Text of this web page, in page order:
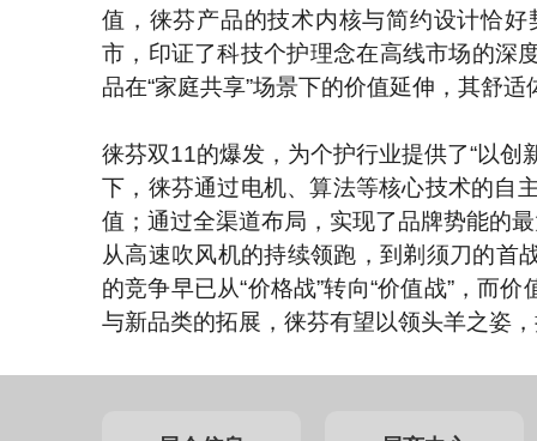
值，徕芬产品的技术内核与简约设计恰
市，印证了科技个护理念在高线市场的深
品在“家庭共享”场景下的价值延伸，其舒
徕芬双11的爆发，为个护行业提供了“以
下，徕芬通过电机、算法等核心技术的自
值；通过全渠道布局，实现了品牌势能的
从高速吹风机的持续领跑，到剃须刀的首
的竞争早已从“价格战”转向“价值战”，而
与新品类的拓展，徕芬有望以领头羊之姿